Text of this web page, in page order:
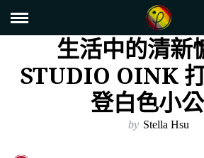
生活中的清新
STUDIO OINK
登白色小
by Stella Hsu